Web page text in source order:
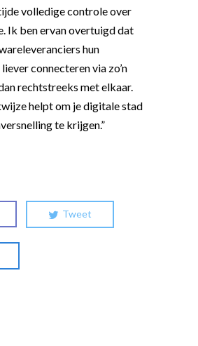
volledige controle over
Ik ben ervan overtuigd dat
hun
connecteren via zo’n
rechtstreeks met elkaar.
helpt om je digitale stad
te krijgen.”
Tweet